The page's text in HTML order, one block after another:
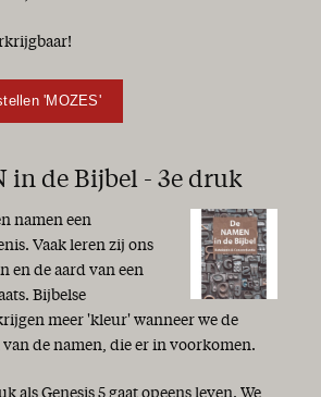
'MOZES'
in de Bijbel - 3e druk
namen een
Vaak leren zij ons
en de aard van een
Bijbelse
meer 'kleur' wanneer we de
de namen, die er in voorkomen.